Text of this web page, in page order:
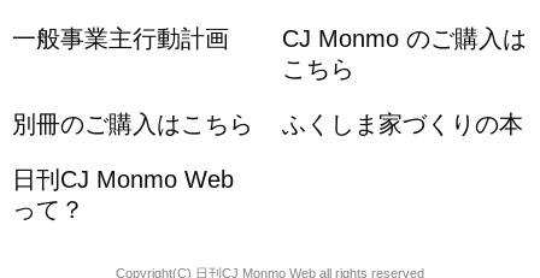
一般事業主行動計画
CJ Monmo のご購入は
こちら
別冊のご購入はこちら ふくしま家づくりの本
日刊CJ Monmo Web
って？
Copyright(C) 日刊CJ Monmo Web all rights reserved